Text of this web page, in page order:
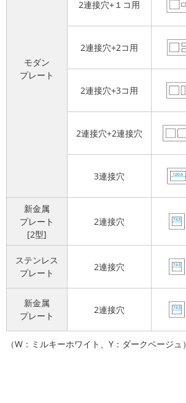
モダン
プレート
2連接穴+１コ用
2連接穴+2コ用
2連接穴+3コ用
2連接穴+2連接穴
3連接穴
新金属
プレート
[2型]
2連接穴
ステンレス
プレート
2連接穴
新金属
プレート
2連接穴
（W：ミルキーホワイト、Y：ダークベージュ）